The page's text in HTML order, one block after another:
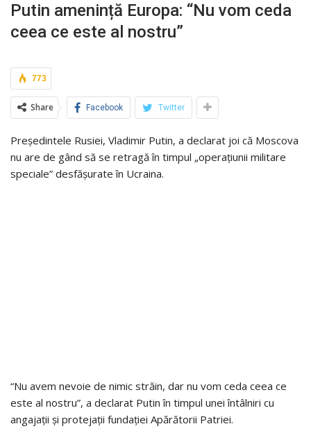
Putin amenință Europa: “Nu vom ceda
ceea ce este al nostru”
773
Share Facebook Twitter
Președintele Rusiei, Vladimir Putin, a declarat joi că Moscova
nu are de gând să se retragă în timpul „operațiunii militare
speciale” desfășurate în Ucraina.
“Nu avem nevoie de nimic străin, dar nu vom ceda ceea ce
este al nostru”, a declarat Putin în timpul unei întâlniri cu
angajații și protejații fundației Apărătorii Patriei.